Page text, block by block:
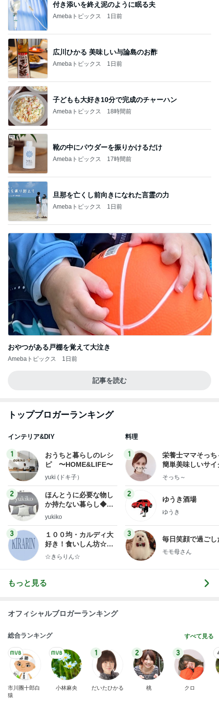
付き添いを終え泥のように眠る夫
Amebaトピックス 1日前
広川ひかる 美味しい与論島のお酢
Amebaトピックス 1日前
子どもも大好き10分で完成のチャーハン
Amebaトピックス 18時間前
靴の中にパウダーを振りかけるだけ
Amebaトピックス 17時間前
旦那を亡くし前向きになれた言霊の力
Amebaトピックス 1日前
おやつがある戸棚を覚えて大泣き
Amebaトピックス 1日前
記事を読む
トップブロガーランキング
インテリア&DIY
1
おうちと暮らしのレシ
ピ 〜HOME&LIFE〜
yuki (ドキ子）
2
ほんとうに必要な物し
か持たない暮らし◆Ke
ep Life Simple◆〜イ
yukiko
3
１００均・カルディ大
好き！食いしん坊☆き
らりん☆のブログ
☆きらりん☆
料理
1
栄養士ママそっち
簡単美味しいサイ
献立
そっち～
2
ゆうき酒場
ゆうき
3
毎日笑顔で過ごし
モモ母さん
もっと見る
オフィシャルブロガーランキング
総合ランキング すべて見る
市川團十郎白
猿
小林麻央
1
だいたひかる
2
桃
3
クロ